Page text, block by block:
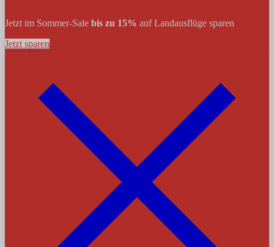
Jetzt im Sommer-Sale bis zu 15% auf Landausflüge sparen
Jetzt sparen